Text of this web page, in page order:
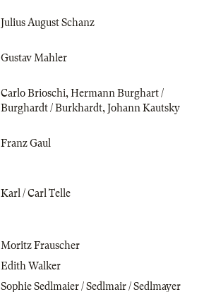
Julius August Schanz
Gustav Mahler
Carlo Brioschi,Hermann Burghart /
Burghardt / Burkhardt,Johann Kautsky
Franz Gaul
Karl / Carl Telle
Moritz Frauscher
Edith Walker
Sophie Sedlmaier / Sedlmair / Sedlmayer